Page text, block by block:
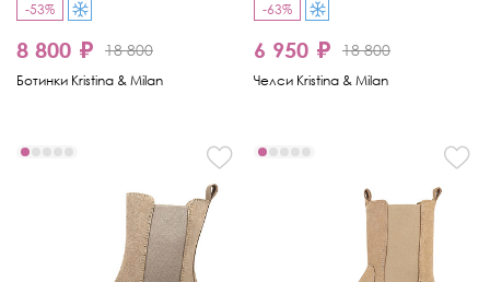
-53%
8 800 ₽ 18 800
Ботинки Kristina & Milan
-63%
6 950 ₽ 18 800
Челси Kristina & Milan